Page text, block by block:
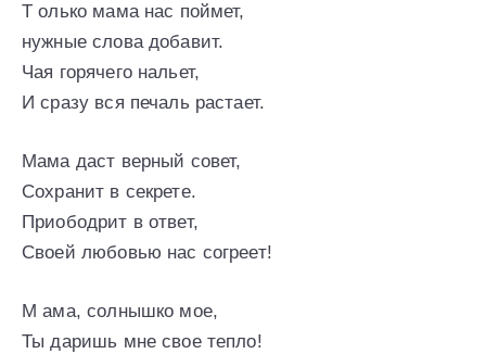
Т олько мама нас поймет,
нужные слова добавит.
Чая горячего нальет,
И сразу вся печаль растает.
Мама даст верный совет,
Сохранит в секрете.
Приободрит в ответ,
Своей любовью нас согреет!
М ама, солнышко мое,
Ты даришь мне свое тепло!